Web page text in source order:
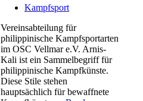
Kampfsport
Vereinsabteilung für
philippinische Kampfsportarten
im OSC Vellmar e.V. Arnis-
Kali ist ein Sammelbegriff für
philippinische Kampfkünste.
Diese Stile stehen
hauptsächlich für bewaffnete